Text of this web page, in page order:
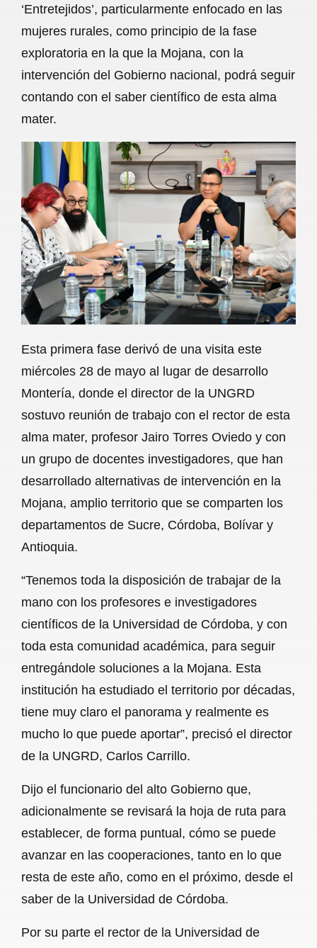
‘Entretejidos’, particularmente enfocado en las
mujeres rurales, como principio de la fase
exploratoria en la que la Mojana, con la
intervención del Gobierno nacional, podrá seguir
contando con el saber científico de esta alma
mater.
Esta primera fase derivó de una visita este
miércoles 28 de mayo al lugar de desarrollo
Montería, donde el director de la UNGRD
sostuvo reunión de trabajo con el rector de esta
alma mater, profesor Jairo Torres Oviedo y con
un grupo de docentes investigadores, que han
desarrollado alternativas de intervención en la
Mojana, amplio territorio que se comparten los
departamentos de Sucre, Córdoba, Bolívar y
Antioquia.
“Tenemos toda la disposición de trabajar de la
mano con los profesores e investigadores
científicos de la Universidad de Córdoba, y con
toda esta comunidad académica, para seguir
entregándole soluciones a la Mojana. Esta
institución ha estudiado el territorio por décadas,
tiene muy claro el panorama y realmente es
mucho lo que puede aportar”, precisó el director
de la UNGRD, Carlos Carrillo.
Dijo el funcionario del alto Gobierno que,
adicionalmente se revisará la hoja de ruta para
establecer, de forma puntual, cómo se puede
avanzar en las cooperaciones, tanto en lo que
resta de este año, como en el próximo, desde el
saber de la Universidad de Córdoba.
Por su parte el rector de la Universidad de